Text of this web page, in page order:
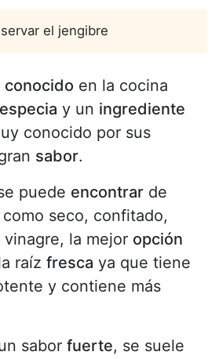
el jengibre
conocido en la cocina
especia y un ingrediente
conocido por sus
sabor.
puede encontrar de
como seco, confitado,
la mejor opción
raíz fresca ya que tiene
y contiene más
sabor fuerte, se suele